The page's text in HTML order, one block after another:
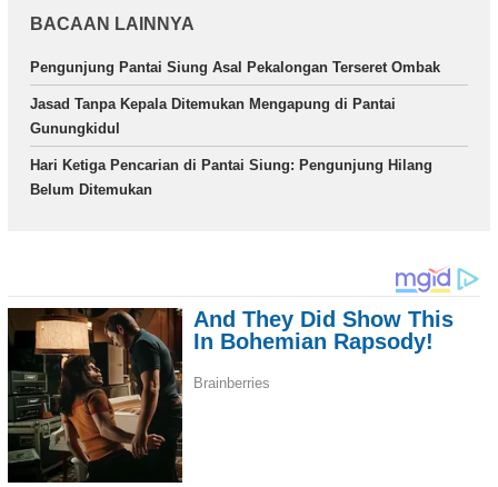
BACAAN LAINNYA
Pengunjung Pantai Siung Asal Pekalongan Terseret Ombak
Jasad Tanpa Kepala Ditemukan Mengapung di Pantai
Gunungkidul
Hari Ketiga Pencarian di Pantai Siung: Pengunjung Hilang
Belum Ditemukan